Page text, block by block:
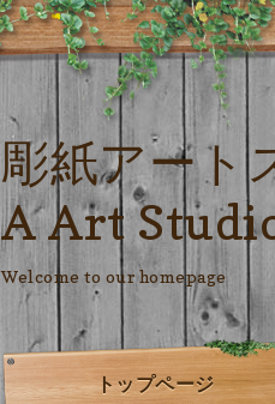
彫紙アー
A Art
Welcome to our homepage
トップページ